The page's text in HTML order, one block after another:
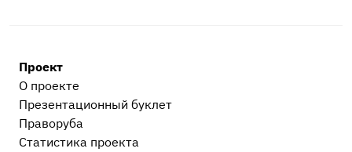
Проект
О проекте
Презентационный букл​ет
Праворуба
Статистика проекта